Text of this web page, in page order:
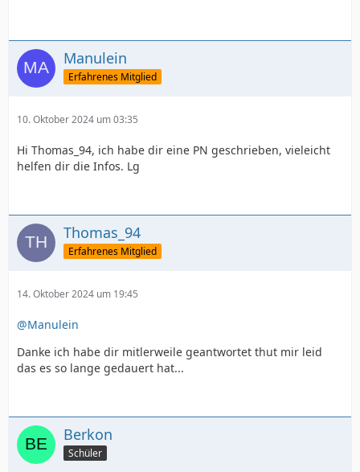
Manulein
Erfahrenes Mitglied
10. Oktober 2024 um 03:35
Hi Thomas_94, ich habe dir eine PN geschrieben, vieleicht
helfen dir die Infos. Lg
Thomas_94
Erfahrenes Mitglied
14. Oktober 2024 um 19:45
@Manulein
Danke ich habe dir mitlerweile geantwortet thut mir leid
das es so lange gedauert hat...
Berkon
Schüler